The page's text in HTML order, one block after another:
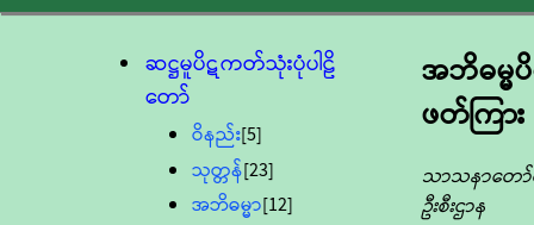
ဆဋ္ဌမူပိဋကတ်သုံးပုံပါဠိ
တော်
ဝိနည်း[5]
သုတ္တန်[23]
အဘိဓမ္မာ[12]
အဘိဓမ္မ
ဖတ်ကြား
သာသနာတော်ထွ
ဦးစီးဌာန